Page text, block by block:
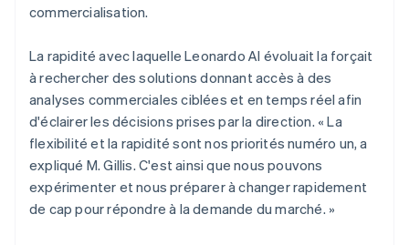
commercialisation.
La rapidité avec laquelle Leonardo AI évoluait la forçait
à rechercher des solutions donnant accès à des
analyses commerciales ciblées et en temps réel afin
d'éclairer les décisions prises par la direction. « La
flexibilité et la rapidité sont nos priorités numéro un, a
expliqué M. Gillis. C'est ainsi que nous pouvons
expérimenter et nous préparer à changer rapidement
de cap pour répondre à la demande du marché. »